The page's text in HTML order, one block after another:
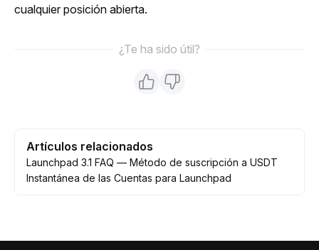
cualquier posición abierta.
¿Te ha sido útil?
Artículos relacionados
Launchpad 3.1 FAQ — Método de suscripción a USDT
Instantánea de las Cuentas para Launchpad